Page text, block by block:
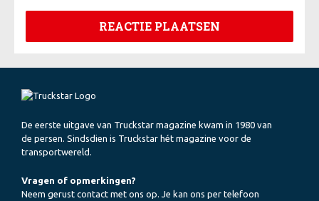
De eerste uitgave van Truckstar magazine kwam in 1980 van
de persen. Sindsdien is Truckstar hét magazine voor de
transportwereld.
Vragen of opmerkingen?
Neem gerust contact met ons op. Je kan ons per telefoon